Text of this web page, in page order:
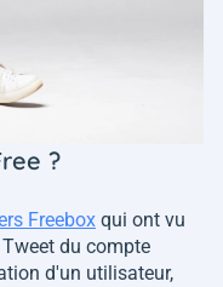
?
Freebox qui ont vu
du compte
d'un utilisateur,